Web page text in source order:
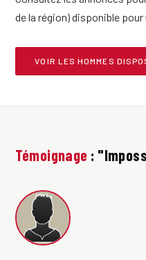
de la région) disponible
VOIR LES HOMMES
Témoignage :